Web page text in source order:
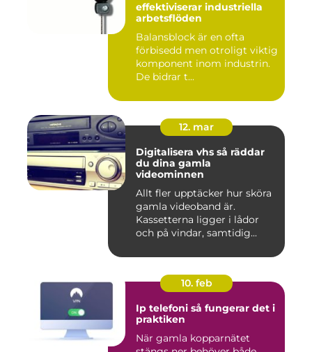
effektiviserar industriella
arbetsflöden
Balansblock är en ofta
förbisedd men otroligt viktig
komponent inom industrin.
De bidrar t...
12. mar
Digitalisera vhs så räddar
du dina gamla
videominnen
Allt fler upptäcker hur sköra
gamla videoband är.
Kassetterna ligger i lådor
och på vindar, samtidig...
10. feb
Ip telefoni så fungerar det i
praktiken
När gamla kopparnätet